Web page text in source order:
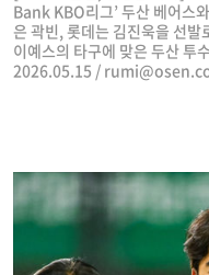
Bank KBO리그’ 두산 베어스
은 곽빈, 롯데는 김진욱을 선
이예스의 타구에 맞은 두산 투
2026.05.15 /